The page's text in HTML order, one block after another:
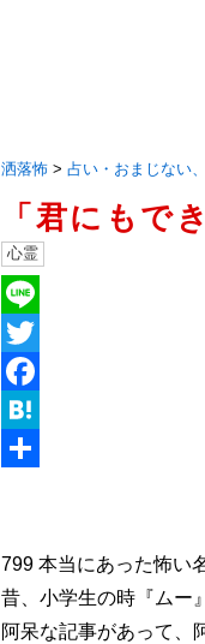
洒落怖 > 占い・おまじない
「君にもで
心霊
Line
Twitter
Facebook
Hatena
799 本当にあった怖い
昔、小学生の時『ムー
阿呆な記事があって、